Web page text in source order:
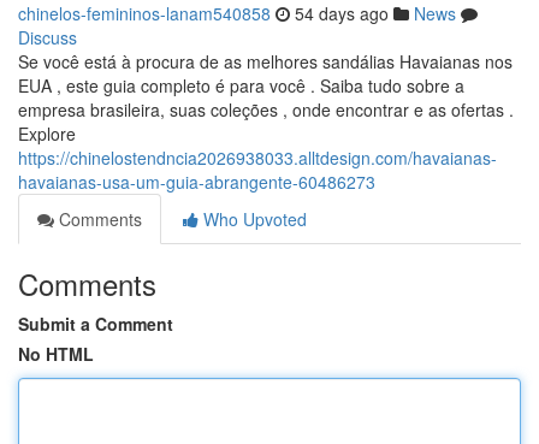
chinelos-femininos-lanam540858 54 days ago
News
Discuss
Se você está à procura de as melhores sandálias Havaianas nos
EUA , este guia completo é para você . Saiba tudo sobre a
empresa brasileira, suas coleções , onde encontrar e as ofertas .
Explore
https://chinelostendncia2026938033.alltdesign.com/havaianas-
havaianas-usa-um-guia-abrangente-60486273
Comments
Who Upvoted
Comments
Submit a Comment
No HTML